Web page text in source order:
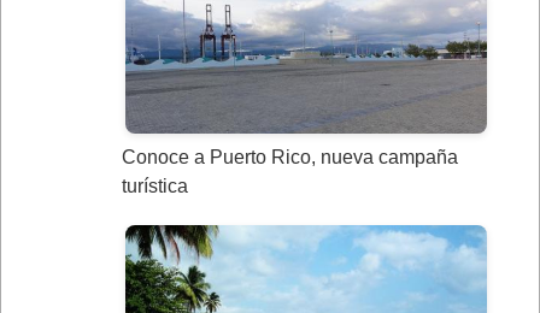
Conoce a Puerto Rico, nueva campaña
turística